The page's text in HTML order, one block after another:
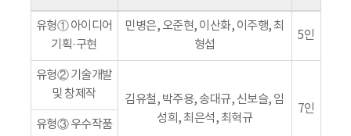
유형① 아이디어
기획·구현
민병은, 오준현, 이산화, 이주행, 최
형섭
5인
유형② 기술개발
및 창제작
김유철, 박주용, 송대규, 신보슬, 임
성희, 최은석, 최혁규
7인
유형③ 우수작품